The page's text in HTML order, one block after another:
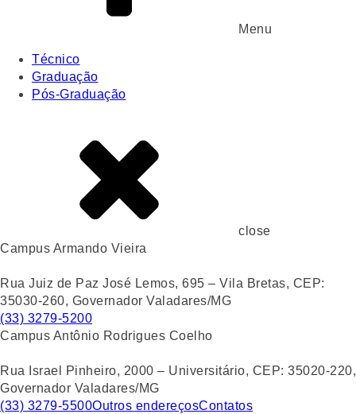
Menu
Técnico
Graduação
Pós-Graduação
close
Campus Armando Vieira
Rua Juiz de Paz José Lemos, 695 – Vila Bretas, CEP:
35030-260, Governador Valadares/MG
(33) 3279-5200
Campus Antônio Rodrigues Coelho
Rua Israel Pinheiro, 2000 – Universitário, CEP: 35020-220,
Governador Valadares/MG
(33) 3279-5500Outros endereçosContatos